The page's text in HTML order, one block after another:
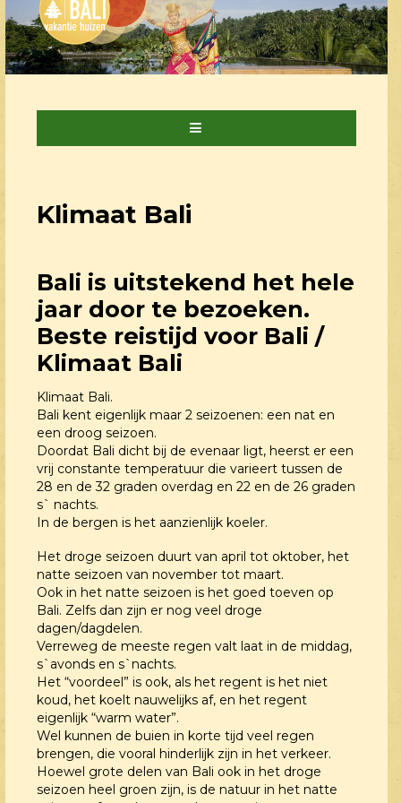
Klimaat Bali
Bali is uitstekend het hele
jaar door te bezoeken.
Beste reistijd voor Bali /
Klimaat Bali
Klimaat Bali.
Bali kent eigenlijk maar 2 seizoenen: een nat en
een droog seizoen.
Doordat Bali dicht bij de evenaar ligt, heerst er een
vrij constante temperatuur die varieert tussen de
28 en de 32 graden overdag en 22 en de 26 graden
s` nachts.
In de bergen is het aanzienlijk koeler.
Het droge seizoen duurt van april tot oktober, het
natte seizoen van november tot maart.
Ook in het natte seizoen is het goed toeven op
Bali. Zelfs dan zijn er nog veel droge
dagen/dagdelen.
Verreweg de meeste regen valt laat in de middag,
s`avonds en s`nachts.
Het “voordeel” is ook, als het regent is het niet
koud, het koelt nauwelijks af, en het regent
eigenlijk “warm water”.
Wel kunnen de buien in korte tijd veel regen
brengen, die vooral hinderlijk zijn in het verkeer.
Hoewel grote delen van Bali ook in het droge
seizoen heel groen zijn, is de natuur in het natte